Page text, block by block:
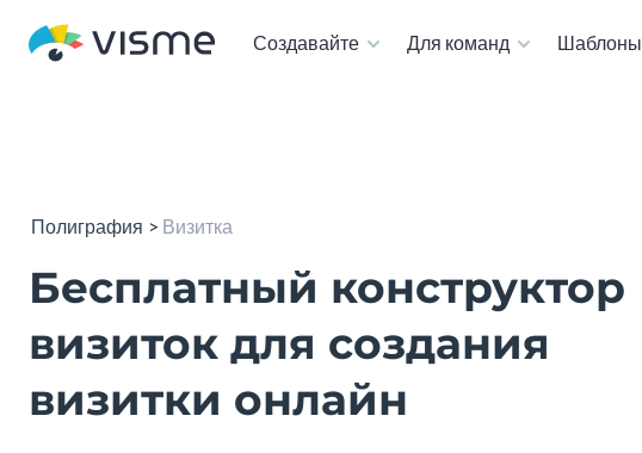
Создавайте Для команд Шаблоны
Полиграфия Визитка
Бесплатный конструктор
визиток для создания
визитки онлайн